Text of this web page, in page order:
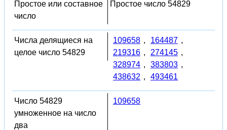
Простое или составное
число
Простое число 54829
Числа делящиеся на
целое число 54829
109658 , 164487 ,
219316 , 274145 ,
328974 , 383803 ,
438632 , 493461
Число 54829
умноженное на число
два
109658